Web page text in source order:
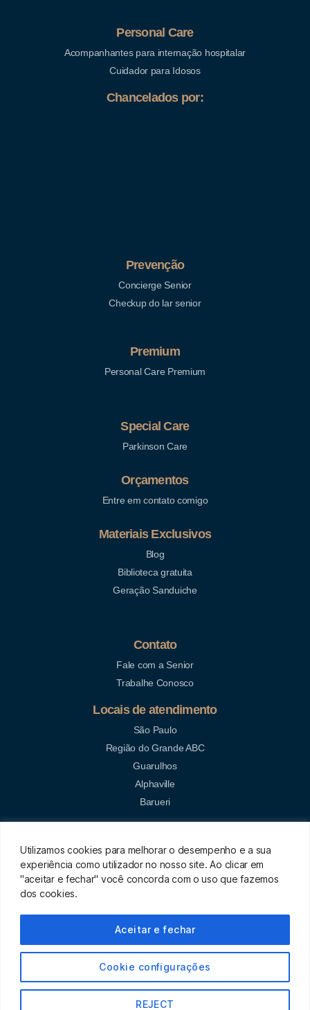
Utilizamos cookies para melhorar o desempenho e a sua
experiência como utilizador no nosso site. Ao clicar em
"aceitar e fechar" você concorda com o uso que fazemos
dos cookies.
Cookie configurações
REJECT
Aceitar e fechar
Personal Care
Acompanhantes para internação hospitalar
Cuidador para Idosos
Chancelados por:
Prevenção
Concierge Senior
Checkup do lar senior
Premium
Personal Care Premium
Special Care
Parkinson Care
Orçamentos
Entre em contato comigo
Materiais Exclusivos
Blog
Biblioteca gratuita
Geração Sanduiche
Contato
Fale com a Senior
Trabalhe Conosco
Locais de atendimento
São Paulo
Região do Grande ABC
Guarulhos
Alphaville
Barueri
Termos e condições
Políticas de privacidade
Senior Concierge - © Todos os direitos reservados
Desenvolvido pela Agência Poussée